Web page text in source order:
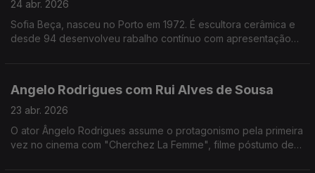
24 abr. 2026
Sofia Beça, nasceu no Porto em 1972. É escultora cerâmica e
desde 94 desenvolveu rabalho contínuo com apresentação
Angelo Rodrigues com Rui Alves de Sousa
23 abr. 2026
O ator Ângelo Rodrigues assume o protagonismo pela primeira
vez no cinema com "Cherchez La Femme", filme póstumo de